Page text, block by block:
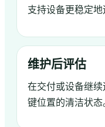
支持设备更稳定地
维护后评估
在交付或设备继
键位置的清洁状态